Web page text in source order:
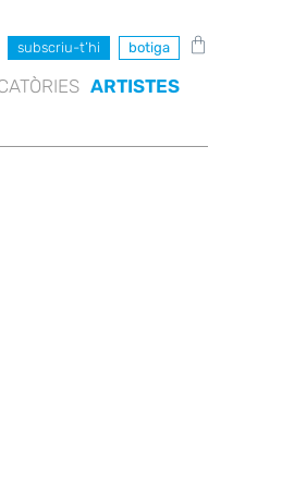
subscriu-t’hi botiga
ARTISTES